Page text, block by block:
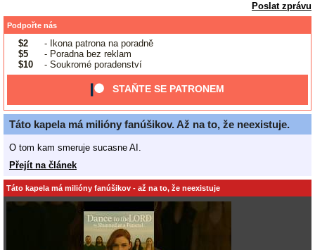
Poslat zprávu
Podpořte nás
$2
- Ikona patrona na poradně
$5
- Poradna bez reklam
$10
- Soukromé poradenství
STAŇTE SE PATRONEM
Táto kapela má milióny fanúšikov. Až na to, že neexistuje.
O tom kam smeruje sucasne AI.
Přejít na článek
Táto kapela má milióny fanúšikov - až na to, že neexistuje